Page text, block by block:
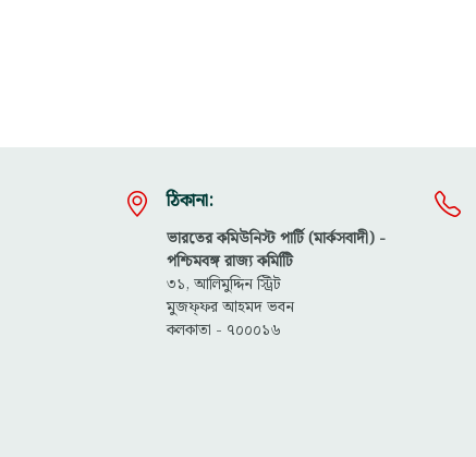
ঠিকানা:
ভারতের কমিউনিস্ট পার্টি (মার্কসবাদী) -
পশ্চিমবঙ্গ রাজ্য কমিটিি
৩১, আলিমুদ্দিন স্ট্রিট
মুজফ্ফ‌র আহমদ ভবন
কলকাতা - ৭০০০১৬